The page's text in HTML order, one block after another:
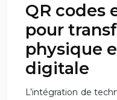
QR codes
pour
physique
digitale
L’intégration de